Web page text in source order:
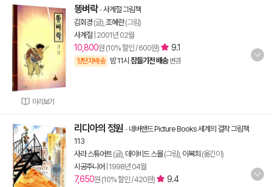
미리보기
똥벼락-사계절 그림책
김회경 (글), 조혜란(그림)
사계절 2001년 02월
10,800원 (10% 할인 / 600원) 9.1
양탄자배송 밤 11시 잠들기전 배송 변경
리디아의 정원 - 네버랜드 Picture Books 세계의 걸작 그림책
113
사라 스튜어트(글), 데이비드 스몰(그림), 이복희 (옮긴이)
시공주니어 1998년 04월
7,650원 (10% 할인 / 420원)
9.4